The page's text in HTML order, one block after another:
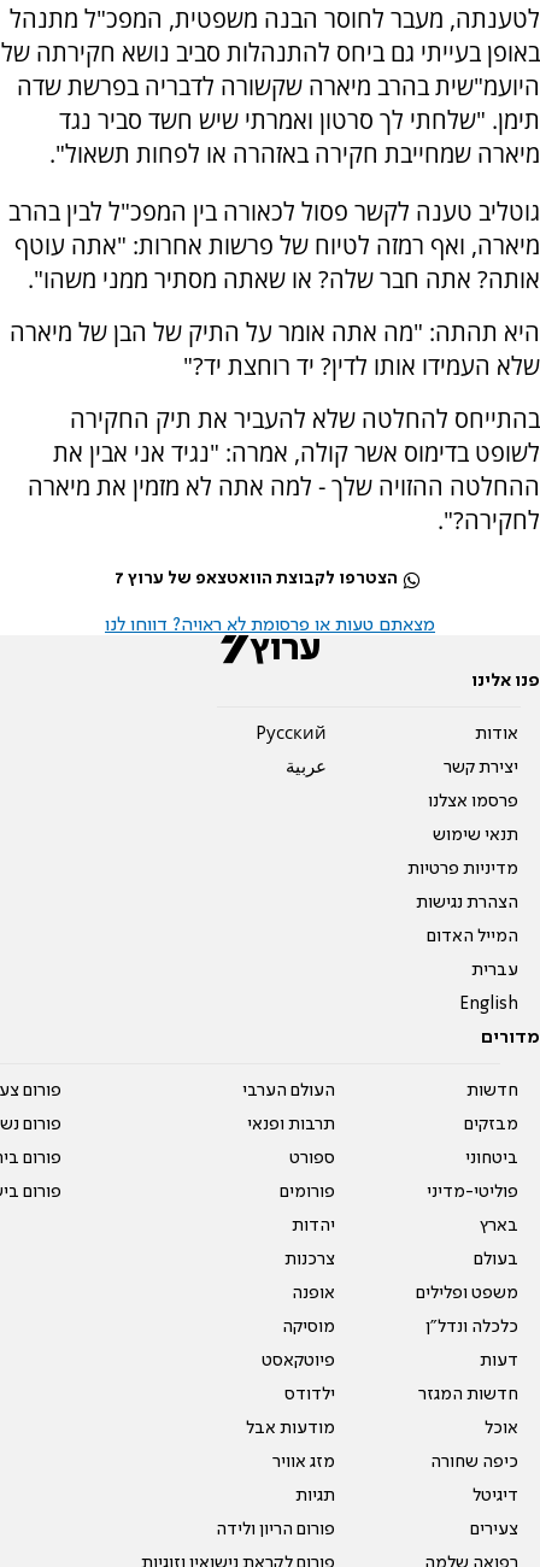
לטענתה, מעבר לחוסר הבנה משפטית, המפכ"ל מתנהל
באופן בעייתי גם ביחס להתנהלות סביב נושא חקירתה של
היועמ"שית בהרב מיארה שקשורה לדבריה בפרשת שדה
תימן. "שלחתי לך סרטון ואמרתי שיש חשד סביר נגד
מיארה שמחייבת חקירה באזהרה או לפחות תשאול".
גוטליב טענה לקשר פסול לכאורה בין המפכ"ל לבין בהרב
מיארה, ואף רמזה לטיוח של פרשות אחרות: "אתה עוטף
אותה? אתה חבר שלה? או שאתה מסתיר ממני משהו".
היא תהתה: "מה אתה אומר על התיק של הבן של מיארה
שלא העמידו אותו לדין? יד רוחצת יד?"
בהתייחס להחלטה שלא להעביר את תיק החקירה
לשופט בדימוס אשר קולה, אמרה: "נגיד אני אבין את
ההחלטה ההזויה שלך - למה אתה לא מזמין את מיארה
לחקירה?".
הצטרפו לקבוצת הוואטצאפ של ערוץ 7
מצאתם טעות או פרסומת לא ראויה? דווחו לנו
פנו אלינו
אודות
יצירת קשר
פרסמו אצלנו
תנאי שימוש
מדיניות פרטיות
הצהרת נגישות
המייל האדום
עברית
English
Pусский
عربية
מדורים
חדשות
מבזקים
ביטחוני
פוליטי-מדיני
בארץ
בעולם
משפט ופלילים
כלכלה ונדל"ן
דעות
חדשות המגזר
אוכל
כיפה שחורה
דיגיטל
צעירים
רפואה שלמה
העולם הערבי
תרבות ופנאי
ספורט
פורומים
יהדות
צרכנות
אופנה
מוסיקה
פיוטקאסט
ילדודס
מודעות אבל
מזג אוויר
תגיות
פורום הריון ולידה
פורום לקראת נישואין וזוגיות
פורום
פורום
פורום
פורום